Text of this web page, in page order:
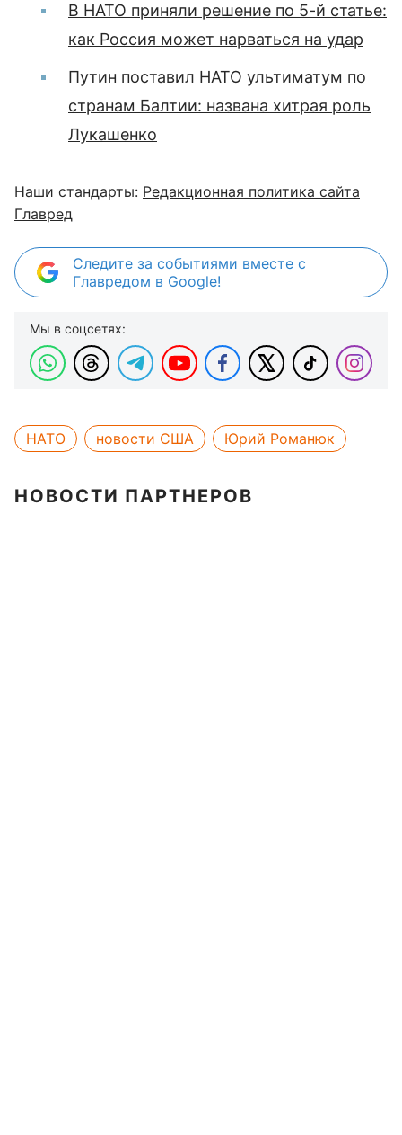
В НАТО приняли решение по 5-й статье:
как Россия может нарваться на удар
Путин поставил НАТО ультиматум по
странам Балтии: названа хитрая роль
Лукашенко
Наши стандарты: Редакционная политика сайта
Главред
Следите за событиями вместе с
Главредом в Google!
Мы в соцсетях:
НАТО новости США Юрий Романюк
НОВОСТИ ПАРТНЕРОВ